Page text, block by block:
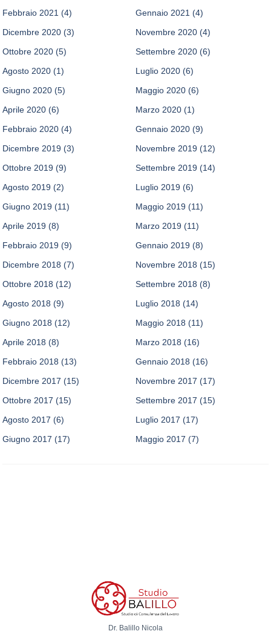
Febbraio 2021 (4) Gennaio 2021 (4)
Dicembre 2020 (3) Novembre 2020 (4)
Ottobre 2020 (5) Settembre 2020 (6)
Agosto 2020 (1) Luglio 2020 (6)
Giugno 2020 (5) Maggio 2020 (6)
Aprile 2020 (6) Marzo 2020 (1)
Febbraio 2020 (4) Gennaio 2020 (9)
Dicembre 2019 (3) Novembre 2019 (12)
Ottobre 2019 (9) Settembre 2019 (14)
Agosto 2019 (2) Luglio 2019 (6)
Giugno 2019 (11) Maggio 2019 (11)
Aprile 2019 (8) Marzo 2019 (11)
Febbraio 2019 (9) Gennaio 2019 (8)
Dicembre 2018 (7) Novembre 2018 (15)
Ottobre 2018 (12) Settembre 2018 (8)
Agosto 2018 (9) Luglio 2018 (14)
Giugno 2018 (12) Maggio 2018 (11)
Aprile 2018 (8) Marzo 2018 (16)
Febbraio 2018 (13) Gennaio 2018 (16)
Dicembre 2017 (15) Novembre 2017 (17)
Ottobre 2017 (15) Settembre 2017 (15)
Agosto 2017 (6) Luglio 2017 (17)
Giugno 2017 (17) Maggio 2017 (7)
Dr. Balillo Nicola